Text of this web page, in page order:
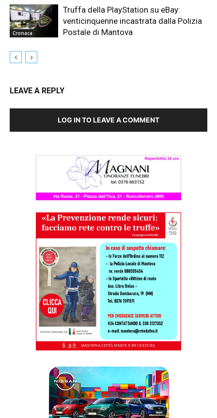
Cronaca
Truffa della PlayStation su eBay:
venticinquenne incastrata dalla Polizia
Postale di Mantova
LEAVE A REPLY
LOG IN TO LEAVE A COMMENT